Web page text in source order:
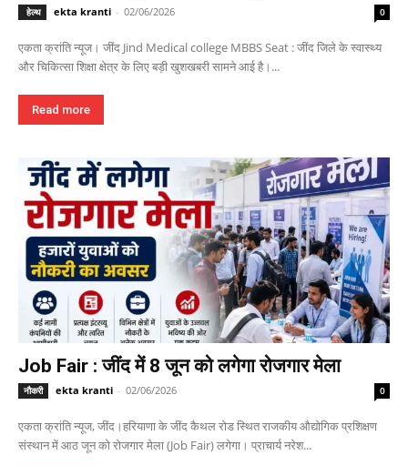
हेल्थ ekta kranti - 02/06/2026 0
एकता क्रांति न्यूज। जींद Jind Medical college MBBS Seat : जींद जिले के स्वास्थ्य
और चिकित्सा शिक्षा क्षेत्र के लिए बड़ी खुशखबरी सामने आई है।...
Read more
Job Fair : जींद में 8 जून को लगेगा रोजगार मेला
नौकरी ekta kranti - 02/06/2026 0
एकता क्रांति न्यूज, जींद।हरियाणा के जींद कैथल रोड स्थित राजकीय औद्योगिक प्रशिक्षण
संस्थान में आठ जून को रोजगार मेला (Job Fair) लगेगा। प्राचार्य नरेश...